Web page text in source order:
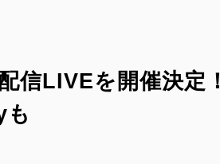
信LIVEを開催決定！